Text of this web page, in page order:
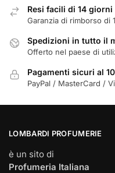
del
prodotto
Resi facili di 14 giorni
Garanzia di rimborso di
Spedizioni in tutto il
Offerto nel paese di
Pagamenti sicuri al
PayPal / MasterCard /
LOMBARDI PROFUMERIE
è un sito di
Profumeria Italiana